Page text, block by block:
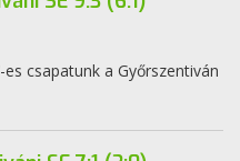
csapatunk a Győrszentiván